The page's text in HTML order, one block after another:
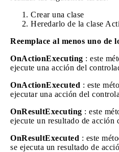
Crear una clase
Heredarlo de la clase
Reemplace al menos uno de
OnActionExecuting : este
ejecute una acción del
OnActionExecuted : este
ejecutar una acción del
OnResultExecuting : este
ejecute un resultado de acción
OnResultExecuted : este
se ejecuta un resultado de